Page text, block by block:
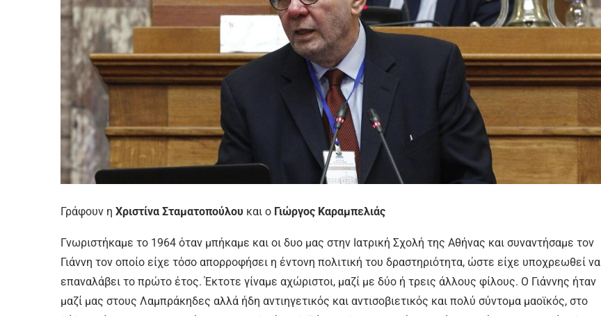
Γράφουν η Χριστίνα Σταματοπούλου και ο Γιώργος Καραμπελιάς
Γνωριστήκαμε το 1964 όταν μπήκαμε και οι δυο μας στην Ιατρική Σχολή της Αθήνας και συναντήσαμε τον
Γιάννη τον οποίο είχε τόσο απορροφήσει η έντονη πολιτική του δραστηριότητα, ώστε είχε υποχρεωθεί να
επαναλάβει το πρώτο έτος. Έκτοτε γίναμε αχώριστοι, μαζί με δύο ή τρεις άλλους φίλους. Ο Γιάννης ήταν
μαζί μας στους Λαμπράκηδες αλλά ήδη αντιηγετικός και αντισοβιετικός και πολύ σύντομα μαοϊκός, στο